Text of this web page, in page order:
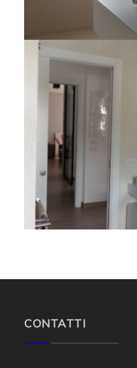
CONTATTI